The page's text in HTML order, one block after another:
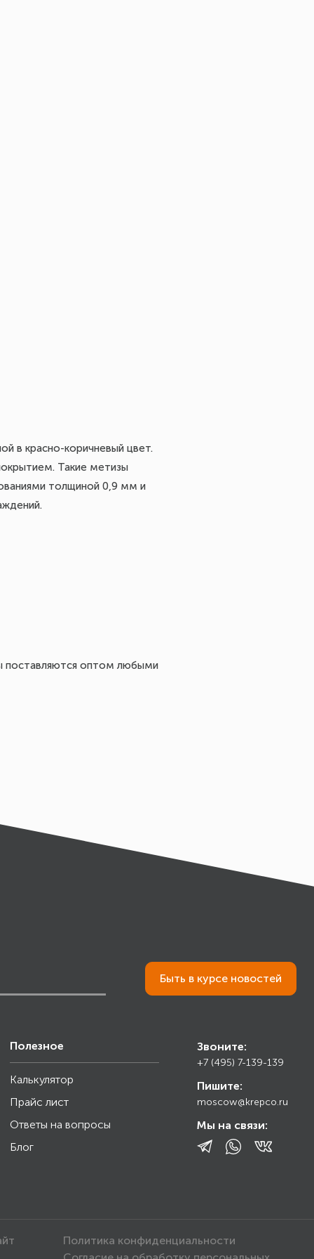
в красно-коричневый цвет.
Такие метизы
толщиной 0,9 мм и
поставляются оптом любыми
Быть в курсе новостей
Полезное
Калькулятор
Прайс лист
Ответы на вопросы
Блог
Звоните:
+7 (495) 7-139-139
Пишите:
moscow@krepco.ru
Мы на связи:
Политика конфиденциальности